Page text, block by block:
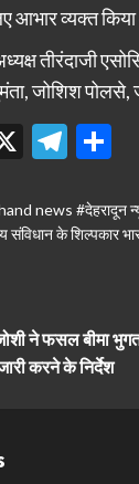
आभार व्यक्त
तीरंदाजी
जोशिश पोलसे,
X
news #देहरादून
संविधान के शिल्पकार
ने फसल बीमा
करने के निर्देश